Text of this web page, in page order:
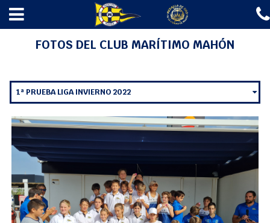
✖
EL CLUB
A LA MAR 2026
REGATAS
AMARRES
GASOLINERA
CONTACTO
Fotos
FOTOS DEL CLUB MARÍTIMO MAHÓN
1ª PRUEBA LIGA INVIERNO 2022